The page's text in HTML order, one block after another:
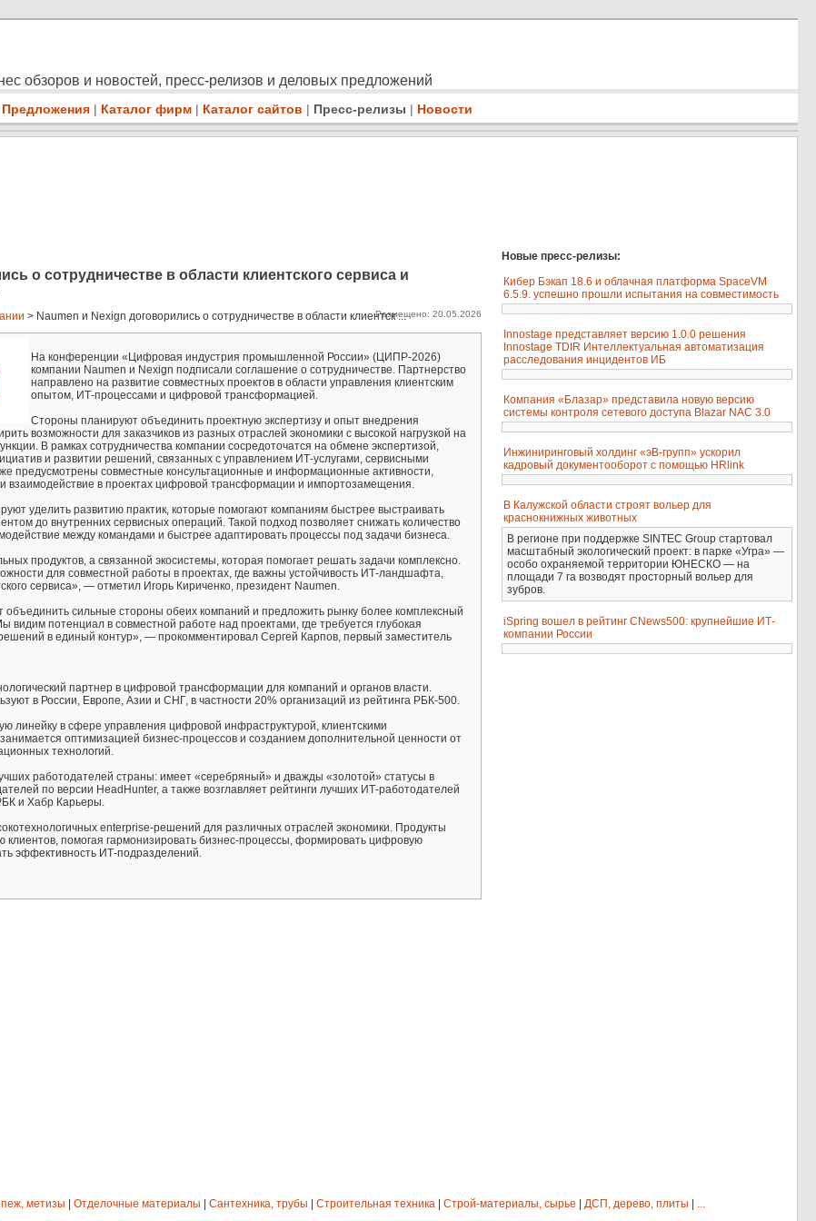
обзоров и новостей, пресс-релизов и деловых предложений
Предложения | Каталог фирм | Каталог сайтов | Пресс-релизы | Новости
о сотрудничестве в области клиентского сервиса и
> Naumen и Nexign договорились о сотрудничестве в области клиентск ...Размещено: 20.05.2026
На конференции «Цифровая индустрия промышленной России» (ЦИПР-2026)
компании Naumen и Nexign подписали соглашение о сотрудничестве. Партнерство
направлено на развитие совместных проектов в области управления клиентским
опытом, ИТ‑процессами и цифровой трансформацией.
Стороны планируют объединить проектную экспертизу и опыт внедрения
возможности для заказчиков из разных отраслей экономики с высокой нагрузкой на
В рамках сотрудничества компании сосредоточатся на обмене экспертизой,
и развитии решений, связанных с управлением ИТ‑услугами, сервисными
предусмотрены совместные консультационные и информационные активности,
взаимодействие в проектах цифровой трансформации и импортозамещения.
уделить развитию практик, которые помогают компаниям быстрее выстраивать
до внутренних сервисных операций. Такой подход позволяет снижать количество
между командами и быстрее адаптировать процессы под задачи бизнеса.
продуктов, а связанной экосистемы, которая помогает решать задачи комплексно.
для совместной работы в проектах, где важны устойчивость ИТ‑ландшафта,
сервиса», — отметил Игорь Кириченко, президент Naumen.
объединить сильные стороны обеих компаний и предложить рынку более комплексный
потенциал в совместной работе над проектами, где требуется глубокая
в единый контур», — прокомментировал Сергей Карпов, первый заместитель
партнер в цифровой трансформации для компаний и органов власти.
в России, Европе, Азии и СНГ, в частности 20% организаций из рейтинга РБК-500.
линейку в сфере управления цифровой инфраструктурой, клиентскими
оптимизацией бизнес-процессов и созданием дополнительной ценности от
технологий.
работодателей страны: имеет «серебряный» и дважды «золотой» статусы в
по версии HeadHunter, а также возглавляет рейтинги лучших ИТ-работодателей
и Хабр Карьеры.
enterprise-решений для различных отраслей экономики. Продукты
помогая гармонизировать бизнес-процессы, формировать цифровую
эффективность ИТ-подразделений.
Новые пресс-релизы:
Кибер Бэкап 18.6 и облачная платформа SpaceVM
6.5.9. успешно прошли испытания на совместимость
Innostage представляет версию 1.0.0 решения
Innostage TDIR Интеллектуальная автоматизация
расследования инцидентов ИБ
Компания «Блазар» представила новую версию
системы контроля сетевого доступа Blazar NAC 3.0
Инжиниринговый холдинг «эВ-групп» ускорил
кадровый документооборот с помощью HRlink
В Калужской области строят вольер для
краснокнижных животных
В регионе при поддержке SINTEC Group стартовал
масштабный экологический проект: в парке «Угра» —
особо охраняемой территории ЮНЕСКО — на
площади 7 га возводят просторный вольер для
зубров.
iSpring вошел в рейтинг CNews500: крупнейшие ИТ-
компании России
метизы Отделочные материалы Сантехника, трубы Строительная техника Строй-материалы, сырье ДСП, дерево, плиты
...